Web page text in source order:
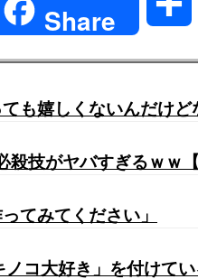
Share
も嬉しくないんだけ
技がヤバすぎるｗｗ
てみてください」
コ大好き」を付けて